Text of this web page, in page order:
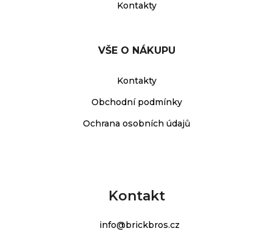
Kontakty
VŠE O NÁKUPU
Kontakty
Obchodní podmínky
Ochrana osobních údajů
Kontakt
info@brickbros.cz